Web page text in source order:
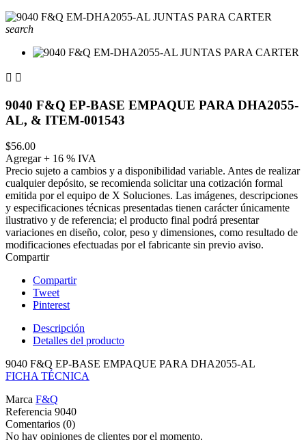
search
 
9040 F&Q EP-BASE EMPAQUE PARA DHA2055-
AL, & ITEM-001543
$56.00
Agregar + 16 % IVA
Precio sujeto a cambios y a disponibilidad variable. Antes de realizar
cualquier depósito, se recomienda solicitar una cotización formal
emitida por el equipo de X Soluciones. Las imágenes, descripciones
y especificaciones técnicas presentadas tienen carácter únicamente
ilustrativo y de referencia; el producto final podrá presentar
variaciones en diseño, color, peso y dimensiones, como resultado de
modificaciones efectuadas por el fabricante sin previo aviso.
Compartir
Compartir
Tweet
Pinterest
Descripción
Detalles del producto
9040 F&Q EP-BASE EMPAQUE PARA DHA2055-AL
FICHA TÉCNICA
Marca F&Q
Referencia 9040
Comentarios (0)
No hay opiniones de clientes por el momento.